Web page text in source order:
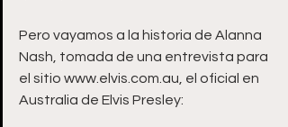
Pero vayamos a la historia de Alanna
Nash, tomada de una entrevista para
el sitio www.elvis.com.au, el oficial en
Australia de Elvis Presley: